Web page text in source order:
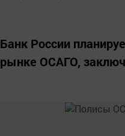
Банк России
рынке ОСАГО,